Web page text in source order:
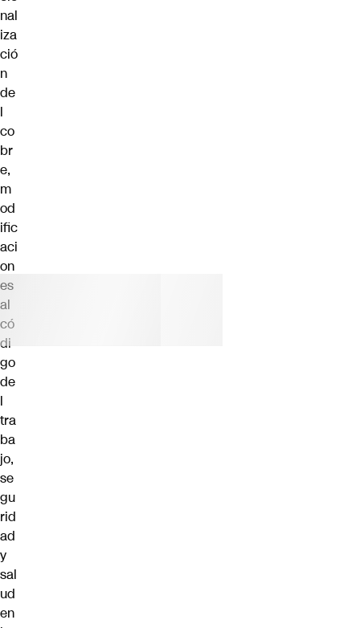
nal
iza
ció
n
de
l
co
br
e,
m
od
ific
aci
on
es
al
có
di
go
de
l
tra
ba
jo,
se
gu
rid
ad
y
sal
ud
en